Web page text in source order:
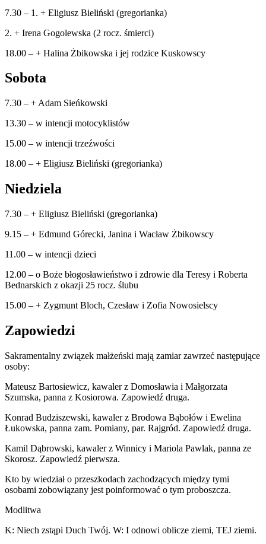
7.30 – 1. + Eligiusz Bieliński (gregorianka)
2. + Irena Gogolewska (2 rocz. śmierci)
18.00 – + Halina Żbikowska i jej rodzice Kuskowscy
Sobota
7.30 – + Adam Sieńkowski
13.30 – w intencji motocyklistów
15.00 – w intencji trzeźwości
18.00 – + Eligiusz Bieliński (gregorianka)
Niedziela
7.30 – + Eligiusz Bieliński (gregorianka)
9.15 – + Edmund Górecki, Janina i Wacław Żbikowscy
11.00 – w intencji dzieci
12.00 – o Boże błogosławieństwo i zdrowie dla Teresy i Roberta
Bednarskich z okazji 25 rocz. ślubu
15.00 – + Zygmunt Bloch, Czesław i Zofia Nowosielscy
Zapowiedzi
Sakramentalny związek małżeński mają zamiar zawrzeć następujące
osoby:
Mateusz Bartosiewicz, kawaler z Domosławia i Małgorzata
Szumska, panna z Kosiorowa. Zapowiedź druga.
Konrad Budziszewski, kawaler z Brodowa Bąbołów i Ewelina
Łukowska, panna zam. Pomiany, par. Rajgród. Zapowiedź druga.
Kamil Dąbrowski, kawaler z Winnicy i Mariola Pawlak, panna ze
Skorosz. Zapowiedź pierwsza.
Kto by wiedział o przeszkodach zachodzących między tymi
osobami zobowiązany jest poinformować o tym proboszcza.
Modlitwa
K: Niech zstąpi Duch Twój. W: I odnowi oblicze ziemi, TEJ ziemi.